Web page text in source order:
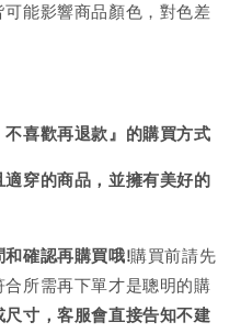
能影響商品顏色，對色差
喜歡再退款』的購買方式
穿的商品，並擁有美好的
確認再購買哦!購買前請先
所需再下單才是聰明的購
寸，客服會直接告知不建